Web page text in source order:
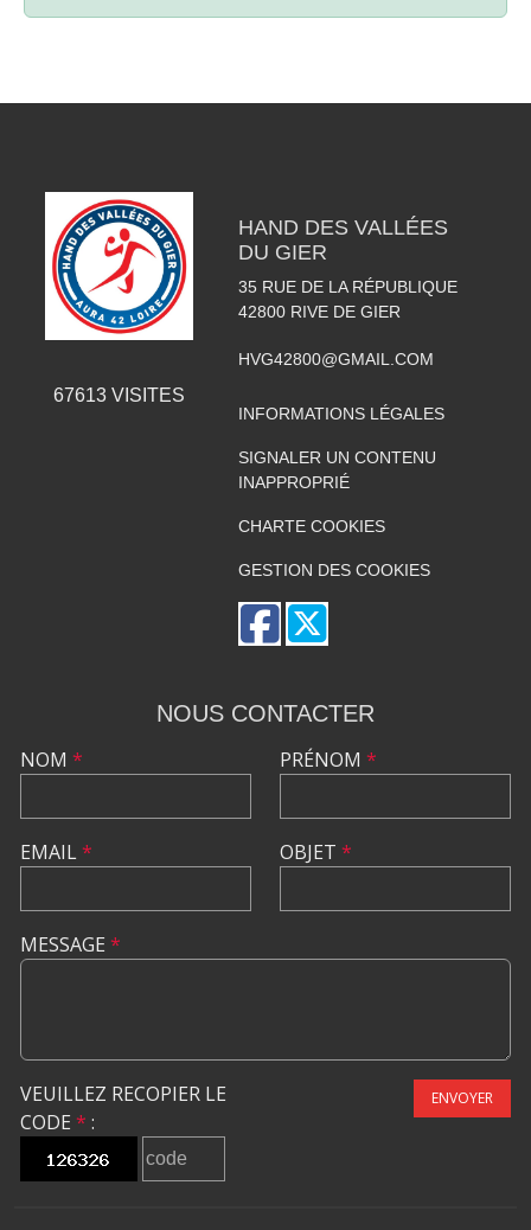
67613VISITES
HAND DES VALLÉES
DU GIER
35 RUE DE LA RÉPUBLIQUE
42800 RIVE DE GIER
HVG42800@GMAIL.COM
INFORMATIONS LÉGALES
SIGNALER UN CONTENU
INAPPROPRIÉ
CHARTE COOKIES
GESTION DES COOKIES
NOUS CONTACTER
NOM *
EMAIL*
PRÉNOM *
OBJET *
MESSAGE *
VEUILLEZ RECOPIER LE
CODE * :
ENVOYER